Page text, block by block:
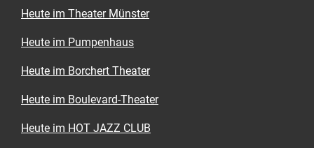
Heute im Theater Münster
Heute im Pumpenhaus
Heute im Borchert Theater
Heute im Boulevard-Theater
Heute im HOT JAZZ CLUB